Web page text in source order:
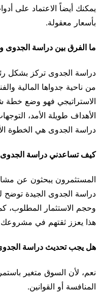
يمكنك أيضاً الاعتماد على
بأسعار معقولة.
ما الفرق بين دراسة الجدوى
دراسة الجدوى تركز بشكل
من ناحية جدواها المالية
الاستراتيجي فهو وضع خطة
الأهداف طويلة الأمد،
دراسة الجدوى هي الخطوة
كيف تساعدني دراسة
المستثمرون يبحثون عن
دراسة الجدوى الجيدة توضح
وحجم الاستثمار المطلوب،
هذا يعزز ثقتهم في
هل يجب تحديث دراسة
نعم، لأن السوق متغير
المنافسة أو القوانين.